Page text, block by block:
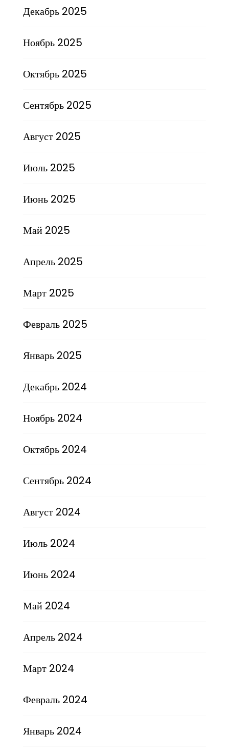
Декабрь 2025
Ноябрь 2025
Октябрь 2025
Сентябрь 2025
Август 2025
Июль 2025
Июнь 2025
Май 2025
Апрель 2025
Март 2025
Февраль 2025
Январь 2025
Декабрь 2024
Ноябрь 2024
Октябрь 2024
Сентябрь 2024
Август 2024
Июль 2024
Июнь 2024
Май 2024
Апрель 2024
Март 2024
Февраль 2024
Январь 2024